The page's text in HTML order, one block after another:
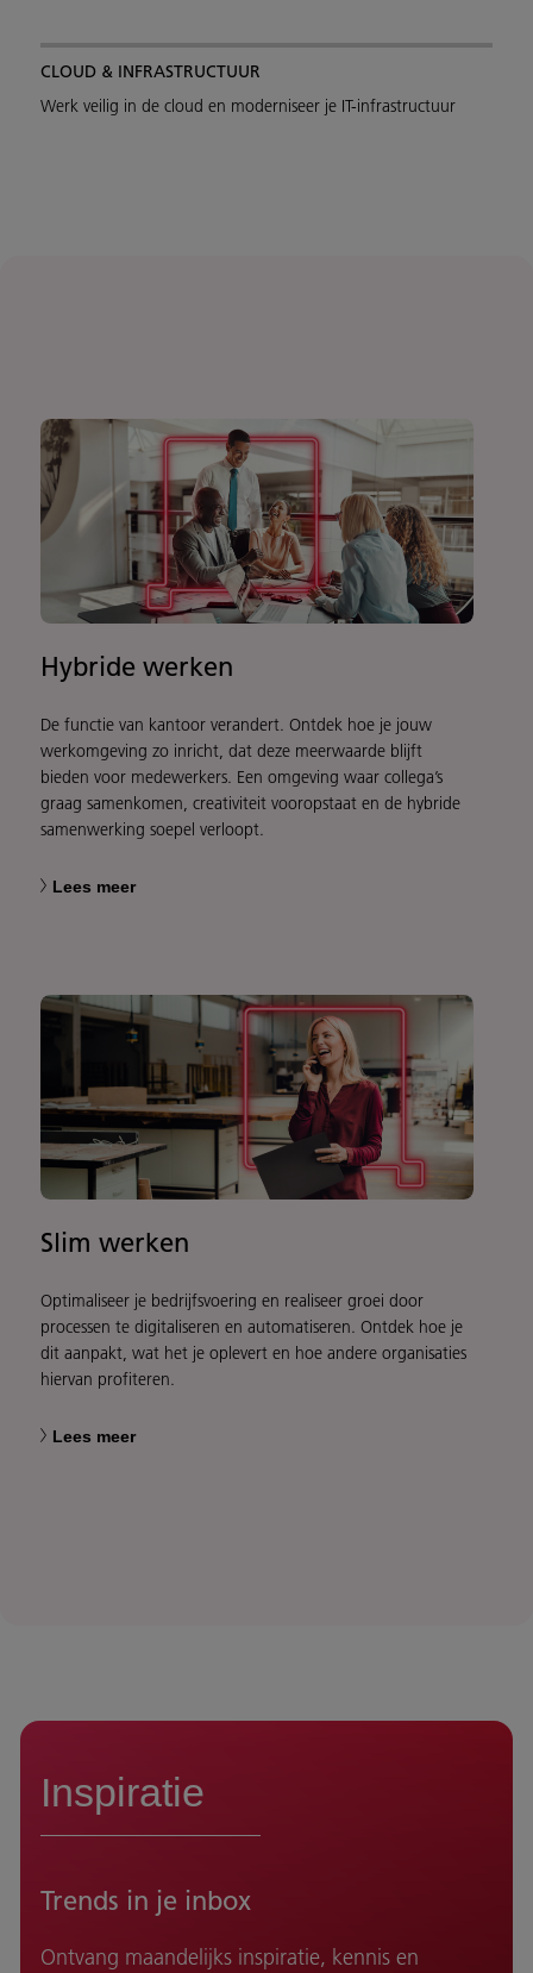
CLOUD & INFRASTRUCTUUR
Werk veilig in de cloud en moderniseer je IT-infrastructuur
Hybride werken
De functie van kantoor verandert. Ontdek hoe je jouw
werkomgeving zo inricht, dat deze meerwaarde blijft
bieden voor medewerkers. Een omgeving waar collega’s
graag samenkomen, creativiteit vooropstaat en de hybride
samenwerking soepel verloopt.
Lees meer
Slim werken
Optimaliseer je bedrijfsvoering en realiseer groei door
processen te digitaliseren en automatiseren. Ontdek hoe je
dit aanpakt, wat het je oplevert en hoe andere organisaties
hiervan profiteren.
Lees meer
Inspiratie
Trends in je inbox
Ontvang maandelijks inspiratie, kennis en